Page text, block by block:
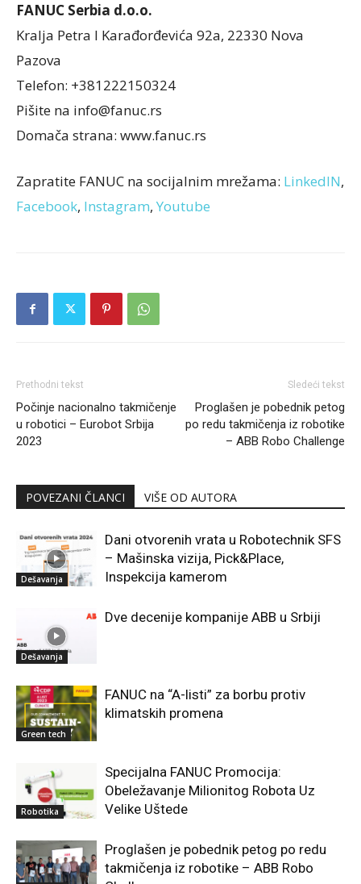
FANUC Serbia d.o.o.
Kralja Petra I Karađorđevića 92a, 22330 Nova
Pazova
Telefon: +381222150324
Pišite na info@fanuc.rs
Domača strana: www.fanuc.rs
Zapratite FANUC na socijalnim mrežama: LinkedIN,
Facebook, Instagram, Youtube
Prethodni tekst
Počinje nacionalno takmičenje
u robotici – Eurobot Srbija
2023
Sledeći tekst
Proglašen je pobednik petog
po redu takmičenja iz robotike
– ABB Robo Challenge
POVEZANI ČLANCI VIŠE OD AUTORA
Dešavanja
Dani otvorenih vrata u Robotechnik SFS
– Mašinska vizija, Pick&Place,
Inspekcija kamerom
Dešavanja
Dve decenije kompanije ABB u Srbiji
Green tech
FANUC na “A-listi” za borbu protiv
klimatskih promena
Robotika
Specijalna FANUC Promocija:
Obeležavanje Milionitog Robota Uz
Velike Uštede
Proglašen je pobednik petog po redu
takmičenja iz robotike – ABB Robo